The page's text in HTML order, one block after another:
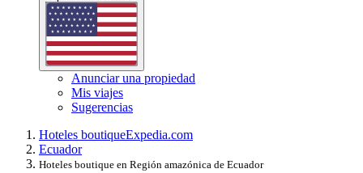
Anunciar una propiedad
Mis viajes
Sugerencias
Hoteles boutiqueExpedia.com
Ecuador
Hoteles boutique en Región amazónica de Ecuador